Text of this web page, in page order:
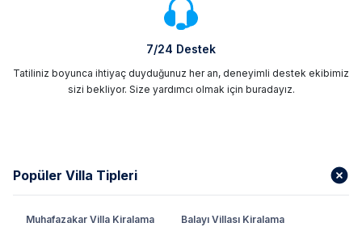
7/24 Destek
Tatiliniz boyunca ihtiyaç duyduğunuz her an, deneyimli destek ekibimiz
sizi bekliyor. Size yardımcı olmak için buradayız.
Popüler Villa Tipleri
Muhafazakar Villa Kiralama Balayı Villası Kiralama